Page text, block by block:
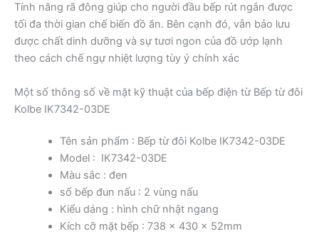
Tính năng rã đông giúp cho người đầu bếp rút ngắn được
tối đa thời gian chế biến đồ ăn. Bên cạnh đó, vẫn bảo lưu
được chất dinh dưỡng và sự tươi ngon của đồ ướp lạnh
theo cách chế ngự nhiệt lượng tùy ý chính xác
Một số thông số về mặt kỹ thuật của bếp điện từ Bếp từ đôi
Kolbe IK7342-03DE
Tên sản phẩm : Bếp từ đôi Kolbe IK7342-03DE
Model : IK7342-03DE
Màu sắc : đen
số bếp đun nấu : 2 vùng nấu
Kiểu dáng : hình chữ nhật ngang
Kích cỡ mặt bếp : 738 x 430 x 52mm